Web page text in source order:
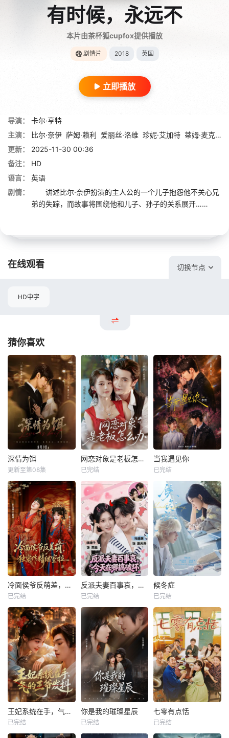
有时候，永远不
本片由茶杯狐cupfox提供播放
剧情片 2018 英国
立即播放
导演：
卡尔·亨特
主演：
比尔·奈伊 萨姆·赖利 爱丽丝·洛维 珍妮·艾加特 蒂姆·麦克纳尼
更新：
2025-11-30 00:36
备注：
HD
语言：
英语
剧情：
讲述比尔·奈伊扮演的主人公的一个儿子抱怨他不关心兄
弟的失踪，而故事将围绕他和儿子、孙子的关系展开……
在线观看 切换节点
HD中字
猜你喜欢
深情为饵
更新至第08集
网恋对象是老板怎么办
已完结
当我遇见你
已完结
冷面侯爷反萌差，独宠作精继室啦
已完结
反派夫妻百事哀，今天在哪搞破坏
已完结
候冬症
已完结
王妃系统在手，气的王爷发抖
已完结
你是我的璀璨星辰
已完结
七零有点恬
已完结